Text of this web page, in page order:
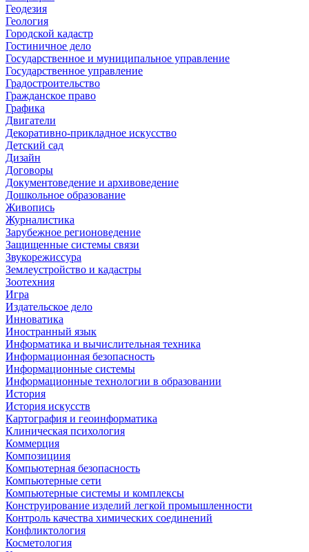
Геодезия
Геология
Городской кадастр
Гостиничное дело
Государственное и муниципальное управление
Государственное управление
Градостроительство
Гражданское право
Графика
Двигатели
Декоративно-прикладное искусство
Детский сад
Дизайн
Договоры
Документоведение и архивоведение
Дошкольное образование
Живопись
Журналистика
Зарубежное регионоведение
Защищенные системы связи
Звукорежиссура
Землеустройство и кадастры
Зоотехния
Игра
Издательское дело
Инноватика
Иностранный язык
Информатика и вычислительная техника
Информационная безопасность
Информационные системы
Информационные технологии в образовании
История
История искусств
Картография и геоинформатика
Клиническая психология
Коммерция
Композициия
Компьютерная безопасность
Компьютерные сети
Компьютерные системы и комплексы
Конструирование изделий легкой промышленности
Контроль качества химических соединений
Конфликтология
Косметология